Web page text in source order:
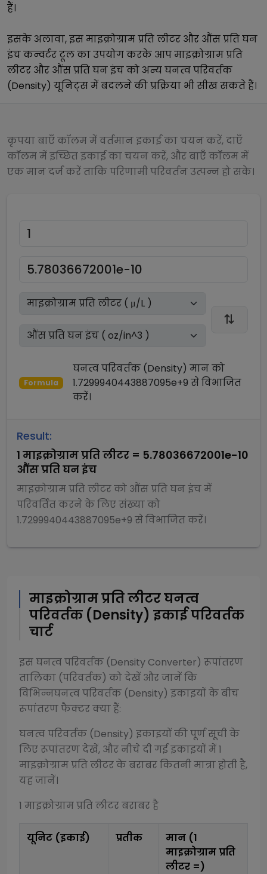
हैं।
इसके अलावा, इसमाइक्रोग्राम प्रति लीटर और औंस प्रति घन
इंचकन्वर्टर टूल का उपयोग करके आपमाइक्रोग्राम प्रति
लीटर और औंस प्रति घन इंचको अन्यघनत्व परिवर्तक
(Density) यूनिट्स में बदलने की प्रक्रिया भी सीख सकते हैं।
कृपया बाएँ कॉलम में वर्तमान इकाई का चयन करें, दाएँ
कॉलम में इच्छित इकाई का चयन करें, और बाएँ कॉलम में
एक मान दर्ज करें ताकि परिणामी परिवर्तन उत्पन्न हो सके।
Formula
घनत्व परिवर्तक (Density) मान को
1.7299940443887095e+9 सेविभाजित
करें।
Result:
1 माइक्रोग्राम प्रति लीटर = 5.78036672001e-10
औंस प्रति घन इंच
माइक्रोग्राम प्रति लीटरको औंस प्रति घन इंचमें
परिवर्तित करने के लिए संख्या को
1.7299940443887095e+9 सेविभाजितकरें।
माइक्रोग्राम प्रति लीटरघनत्व
परिवर्तक (Density) इकाई परिवर्तक
चार्ट
इसघनत्व परिवर्तक (Density Converter) रूपांतरण
तालिका (परिवर्तक) को देखें और जानें कि
विभिन्नघनत्व परिवर्तक (Density) इकाइयों के बीच
रूपांतरण फैक्टर क्या हैं:
घनत्व परिवर्तक (Density) इकाइयों की पूर्ण सूची के
लिए रूपांतरण देखें, और नीचे दी गई इकाइयों में 1
माइक्रोग्राम प्रति लीटरके बराबर कितनी मात्रा होती है,
यह जानें।
1 माइक्रोग्राम प्रति लीटरबराबर है
यूनिट (इकाई) प्रतीक
मान (1
माइक्रोग्राम प्रति
लीटर =)